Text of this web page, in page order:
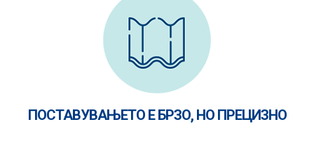
ПОСТАВУВАЊЕТО Е БРЗО, НО ПРЕЦИЗНО